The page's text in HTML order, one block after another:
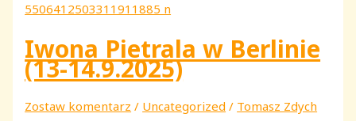
Iwona Pietrala w Berlinie
(13-14.9.2025)
Zostaw komentarz / Uncategorized / Tomasz Zdych